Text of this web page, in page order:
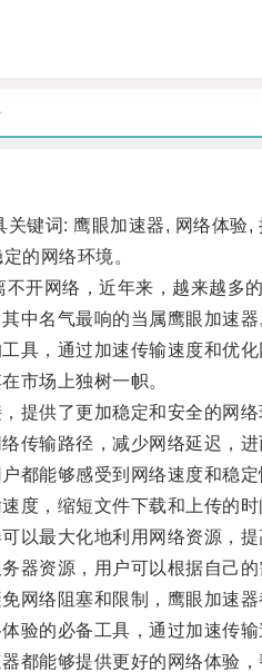
词: 鹰眼加速器, 网络体验,
的网络环境。
网络，近年来，越来越多的
名气最响的当属鹰眼加速器
，通过加速传输速度和优化
场上独树一帜。
供了更加稳定和安全的网络
输路径，减少网络延迟，进
能够感受到网络速度和稳定
，缩短文件下载和上传的时
最大化地利用网络资源，提
资源，用户可以根据自己的
络阻塞和限制，鹰眼加速器
的必备工具，通过加速传输
能够提供更好的网络体验，